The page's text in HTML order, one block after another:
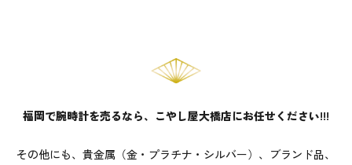
福岡で腕時計を売るなら、こやし屋大橋店にお任せください!!!
その他にも、貴金属（金・プラチナ・シルバー）、ブランド品、